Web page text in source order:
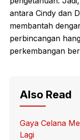
antara Cindy dan
membantah
perbincangan
perkembangan
Also Read
Gaya Celana
Lagi